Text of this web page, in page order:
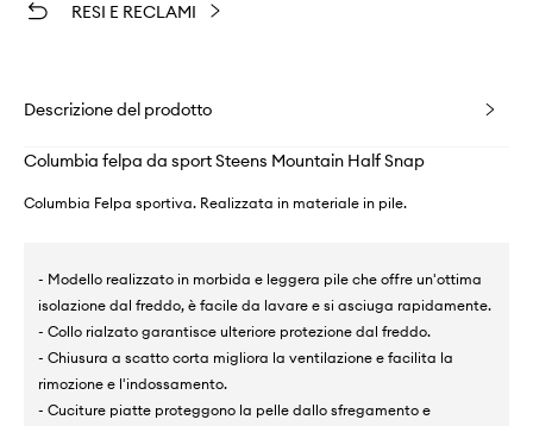
RESI E RECLAMI
Descrizione del prodotto
Columbia felpa da sport Steens Mountain Half Snap
Columbia Felpa sportiva. Realizzata in materiale in pile.
- Modello realizzato in morbida e leggera pile che offre un'ottima
isolazione dal freddo, è facile da lavare e si asciuga rapidamente.
- Collo rialzato garantisce ulteriore protezione dal freddo.
- Chiusura a scatto corta migliora la ventilazione e facilita la
rimozione e l'indossamento.
- Cuciture piatte proteggono la pelle dallo sfregamento e